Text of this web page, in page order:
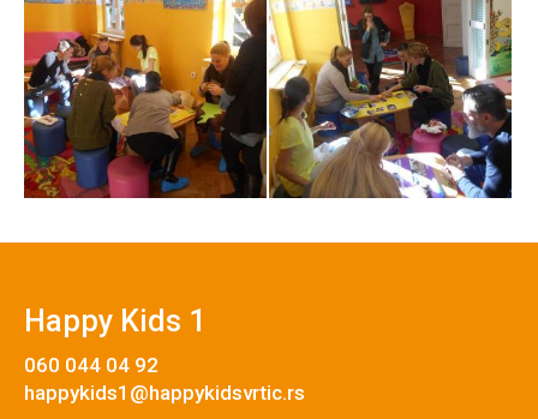
Happy Kids 1
060 044 04 92
happykids1@happykidsvrtic.rs